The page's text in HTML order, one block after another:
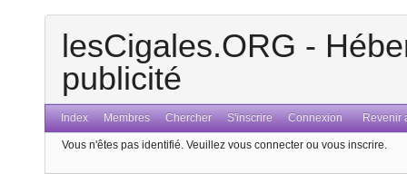
lesCigales.ORG -
publicité
Index Membres Chercher S'inscrire Connexion Revenir
Vous n'êtes pas identifié. Veuillez vous connecter ou vous inscrire.